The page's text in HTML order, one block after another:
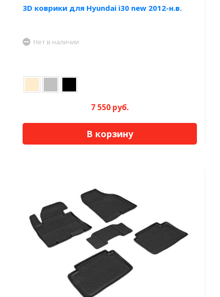
3D коврики для Hyundai i30 new 2012-н.в.
Нет в наличии
7 550 руб.
В корзину